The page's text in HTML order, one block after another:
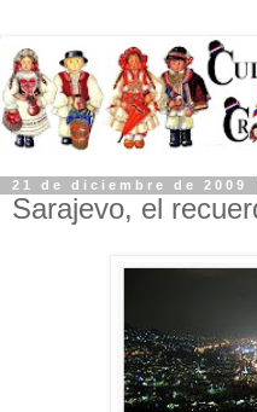
21 de diciembre de 2009
Sarajevo, el